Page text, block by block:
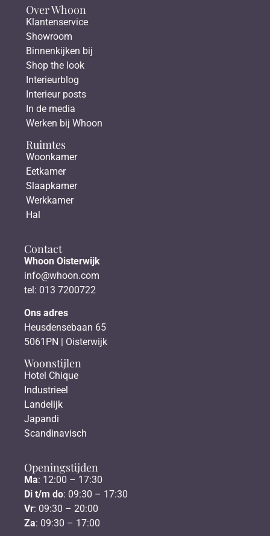
Over Whoon
Klantenservice
Showroom
Binnenkijken bij
Shop the look
Interieurblog
Interieur posts
In de media
Werken bij Whoon
Ruimtes
Woonkamer
Eetkamer
Slaapkamer
Werkkamer
Hal
Contact
Whoon Oisterwijk
info@whoon.com
tel: 013 7200722
Ons adres
Heusdensebaan 65
5061PN | Oisterwijk
Woonstijlen
Hotel Chique
Industrieel
Landelijk
Japandi
Scandinavisch
Openingstijden
Ma: 12:00 – 17:30
Di t/m do: 09:30 – 17:30
Vr: 09:30 – 20:00
Za: 09:30 – 17:00